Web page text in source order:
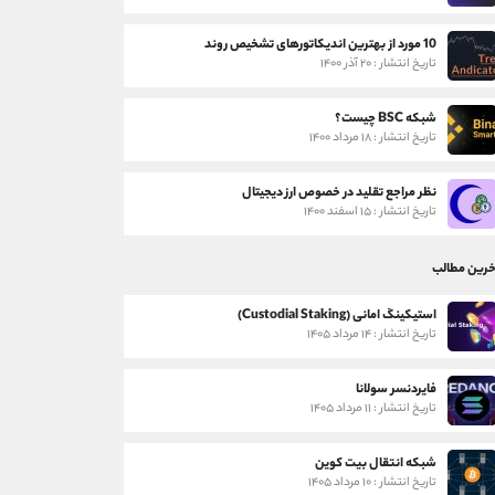
10 مورد از بهترین اندیکاتورهای تشخیص روند
تاریخ انتشار : ۲۰ آذر ۱۴۰۰
شبکه BSC چیست؟
تاریخ انتشار : ۱۸ مرداد ۱۴۰۰
نظر مراجع تقلید در خصوص ارز دیجیتال
تاریخ انتشار : ۱۵ اسفند ۱۴۰۰
مطالب
استیکینگ امانی (Custodial Staking)
تاریخ انتشار : ۱۴ مرداد ۱۴۰۵
فایردنسر سولانا
تاریخ انتشار : ۱۱ مرداد ۱۴۰۵
شبکه انتقال بیت کوین
تاریخ انتشار : ۱۰ مرداد ۱۴۰۵